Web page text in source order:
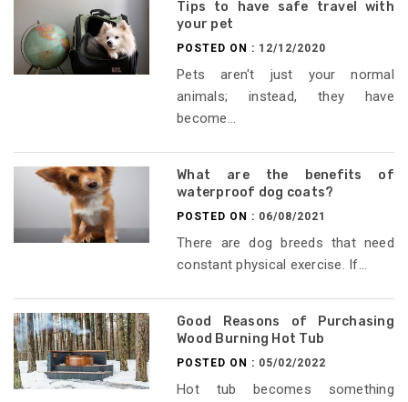
Tips to have safe travel with
your pet
POSTED ON : 12/12/2020
Pets aren't just your normal
animals; instead, they have
become...
What are the benefits of
waterproof dog coats?
POSTED ON : 06/08/2021
There are dog breeds that need
constant physical exercise. If...
Good Reasons of Purchasing
Wood Burning Hot Tub
POSTED ON : 05/02/2022
Hot tub becomes something